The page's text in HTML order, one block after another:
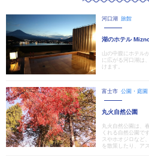
河口湖 旅館
湖のホテル
山の中腹にホテル
に広がる河口湖は
けます。
富士市 公園・庭園
丸火自然公園
丸火自然公園は、
くれる自然公園で
スやホオジロなど
を散策したり、ア